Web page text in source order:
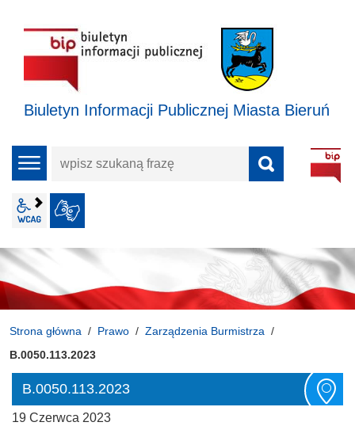
Biuletyn Informacji Publicznej Miasta Bieruń
menu
wpisz
frazę
wcag2.1
Strona główna Prawo
Zarządzenia Burmistrza
B.0050.113.2023
B.0050.113.2023
19 Czerwca 2023